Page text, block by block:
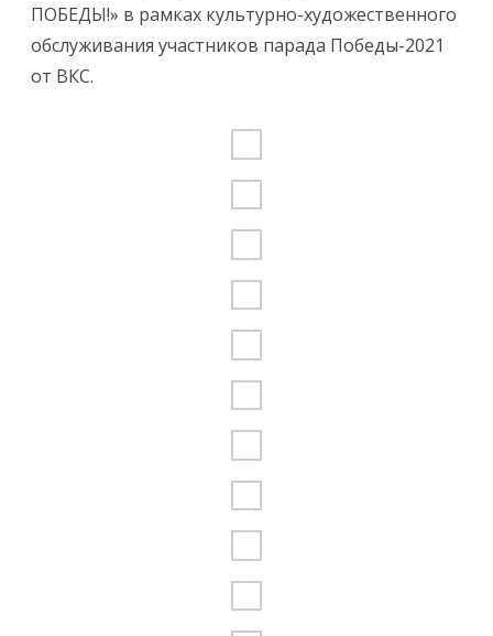
ПОБЕДЫ!» в рамках культурно-художественного
обслуживания участников парада Победы-2021
от ВКС.